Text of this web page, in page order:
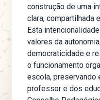
construção de uma
clara, compartilhada
Esta
valores da
democraticidade e
o funcionamento
escola, preservando
professor e dos